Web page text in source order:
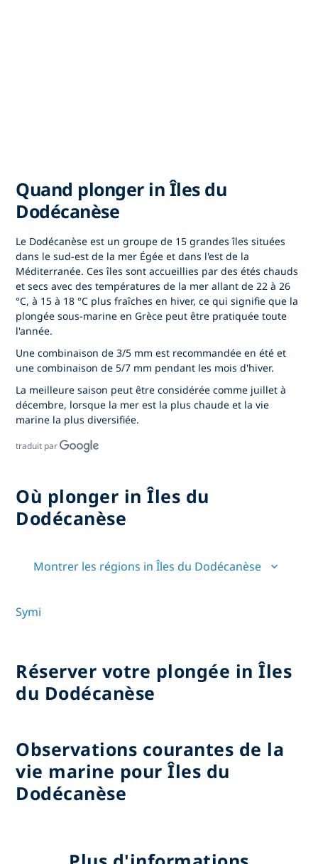
Quand plonger in Îles du
Dodécanèse
Le Dodécanèse est un groupe de 15 grandes îles situées
dans le sud-est de la mer Égée et dans l'est de la
Méditerranée. Ces îles sont accueillies par des étés chauds
et secs avec des températures de la mer allant de 22 à 26
°C, à 15 à 18 °C plus fraîches en hiver, ce qui signifie que la
plongée sous-marine en Grèce peut être pratiquée toute
l'année.
Une combinaison de 3/5 mm est recommandée en été et
une combinaison de 5/7 mm pendant les mois d'hiver.
La meilleure saison peut être considérée comme juillet à
décembre, lorsque la mer est la plus chaude et la vie
marine la plus diversifiée.
traduit par
Où plonger in Îles du
Dodécanèse
Montrer les régions in Îles du Dodécanèse
Symi
Réserver votre plongée in Îles
du Dodécanèse
Observations courantes de la
vie marine pour Îles du
Dodécanèse